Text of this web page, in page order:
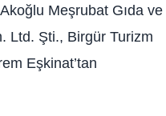
Meşrubat Gıda ve
Ltd. Şti., Birgür Turizm
Eşkinat’tan